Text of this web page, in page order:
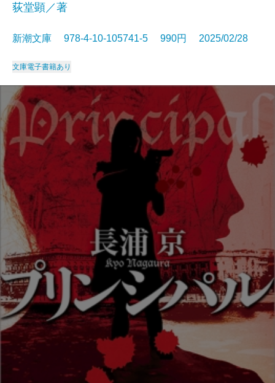
荻堂顕／著
新潮文庫 978-4-10-105741-5 990円 2025/02/28
文庫電子書籍あり